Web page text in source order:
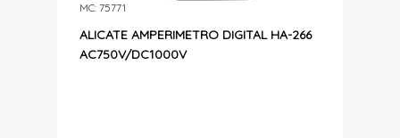
ALICATE AMPERIMETRO DIGITAL HA-266
AC750V/DC1000V
MC: 75771